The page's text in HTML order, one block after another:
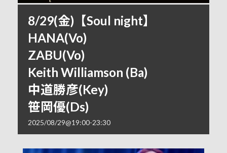
8/29(金)【Soul night】
HANA(Vo)
ZABU(Vo)
Keith Williamson (Ba)
中道勝彦(Key)
笹岡優(Ds)
2025/08/29@19:00-23:30